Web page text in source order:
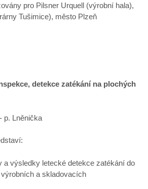
pro Pilsner Urquell (výrobní hala),
Tušimice), město Plzeň
detekce zatékání na plochých
p. Lněnička
a výsledky letecké detekce zatékání do
a skladovacích